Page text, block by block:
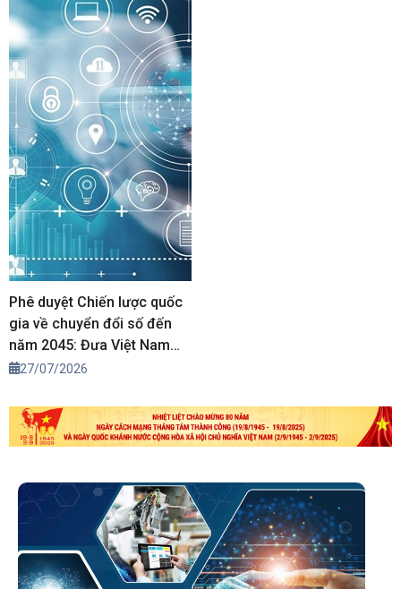
Phê duyệt Chiến lược quốc
gia về chuyển đổi số đến
năm 2045: Đưa Việt Nam
vào nhóm 30 quốc gia dẫn
27/07/2026